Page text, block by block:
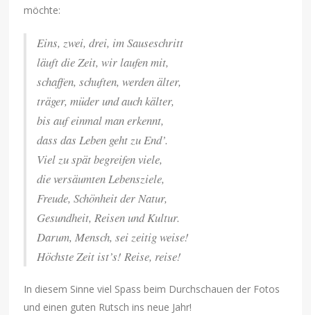
möchte:
Eins, zwei, drei, im Sauseschritt
läuft die Zeit, wir laufen mit,
schaffen, schuften, werden älter,
träger, müder und auch kälter,
bis auf einmal man erkennt,
dass das Leben geht zu End’.
Viel zu spät begreifen viele,
die versäumten Lebensziele,
Freude, Schönheit der Natur,
Gesundheit, Reisen und Kultur.
Darum, Mensch, sei zeitig weise!
Höchste Zeit ist’s! Reise, reise!
In diesem Sinne viel Spass beim Durchschauen der Fotos
und einen guten Rutsch ins neue Jahr!